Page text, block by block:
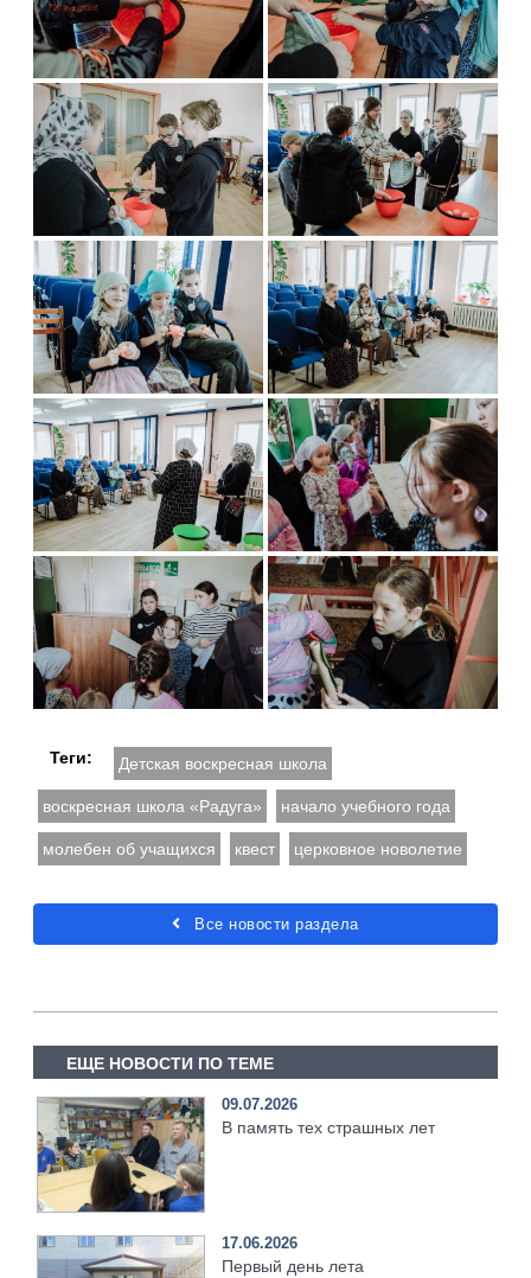
Теги: Детская воскресная школа
воскресная школа «Радуга» начало учебного года
молебен об учащихся квест церковное новолетие
Все новости раздела
ЕЩЕ НОВОСТИ ПО ТЕМЕ
09.07.2026
В память тех страшных лет
17.06.2026
Первый день лета